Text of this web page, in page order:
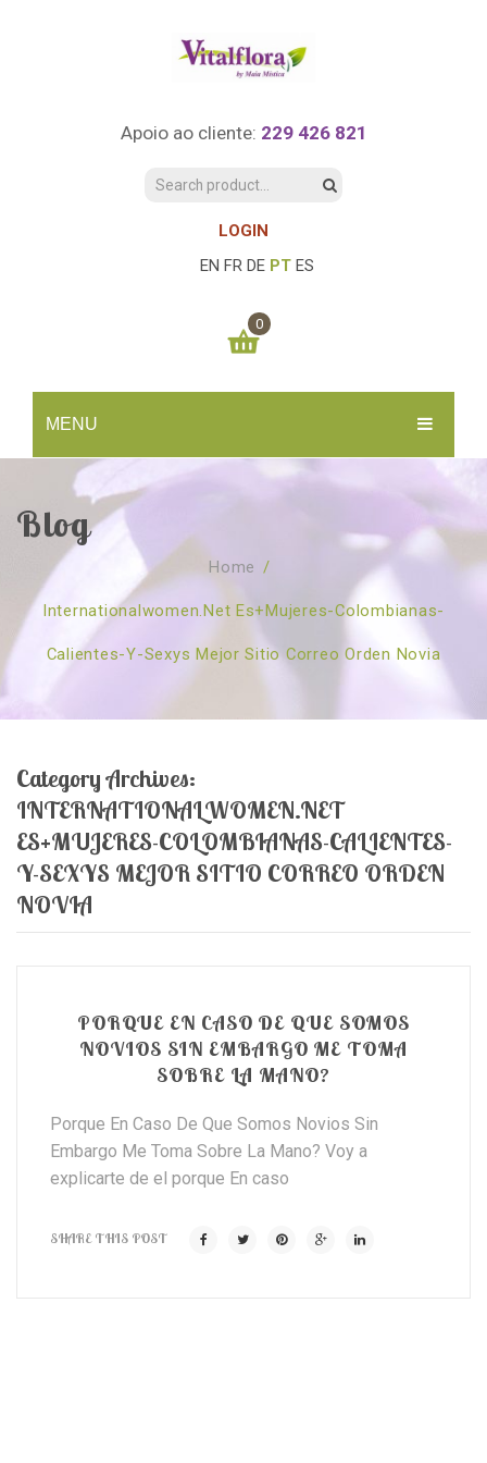
Apoio ao cliente: 229 426 821
LOGIN
EN FR DE PT ES
MENU
INÍCIO
SOBRE NÓS
Quem Somos
Revenda
Publicações
CURSOS
Agenda
Marcação Online
Curso Barras Access
Workshops – Agenda
TESTE ONLINE
CONSULTAS
Acces Facelifit
Processos corporais
Consultas Online
Bom coração
Livros
Vários
0
You have no items in your shopping cart
SUBTOTAL: 0.00€
Blog
Home /
Internationalwomen.net Es+mujeres-Colombianas-
Calientes-Y-Sexys Mejor Sitio Correo Orden Novia
Category Archives:
INTERNATIONALWOMEN.NET
ES+MUJERES-COLOMBIANAS-CALIENTES-
Y-SEXYS MEJOR SITIO CORREO ORDEN
NOVIA
PORQUE EN CASO DE QUE SOMOS
NOVIOS SIN EMBARGO ME TOMA
SOBRE LA MANO?
Porque En Caso De Que Somos Novios Sin
Embargo Me Toma Sobre La Mano? Voy a
explicarte de el porque En caso
SHARE THIS POST